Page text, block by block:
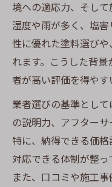
満足度が高い外
外壁塗装で
評判が良い
施工後の満
外壁塗装の
信頼できる外壁
信頼できる
外壁塗装の
境への適応力、そし
湿度や雨が多く、塩
性に優れた塗料選び
れます。こうした背
者が高い評価を得やす
業者選びの基準とし
の説明力、アフターサ
特に、納得できる価
対応できる体制が整っ
また、口コミや施工